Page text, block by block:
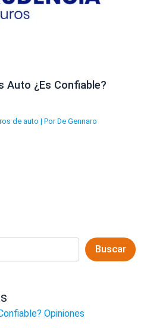
Auto ¿Es Confiable?
de auto | Por De Gennaro
Buscar
Opiniones